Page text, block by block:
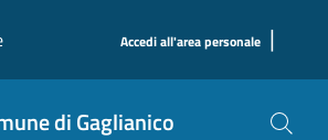
Accedi all'area personale |
di Gaglianico